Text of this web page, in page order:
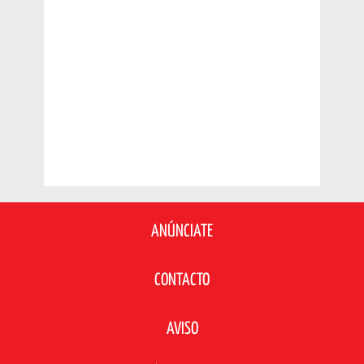
ANÚNCIATE
CONTACTO
AVISO